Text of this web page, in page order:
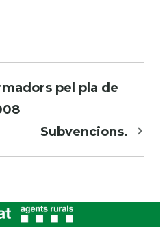
pel pla de
Subvencions.